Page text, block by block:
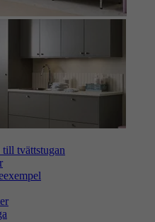
tvättstugan